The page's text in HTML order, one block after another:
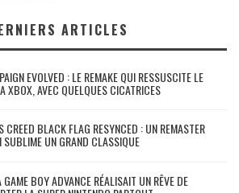
ARTICLES
EVOLVED : LE REMAKE QUI RESSUSCITE LE
XBOX, AVEC QUELQUES CICATRICES
CREED BLACK FLAG RESYNCED : UN REMASTER
UN GRAND CLASSIQUE
BOY ADVANCE RÉALISAIT UN RÊVE DE